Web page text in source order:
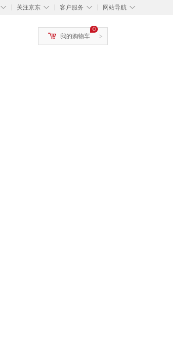
◇ ◇
关注京东 ◇
客户服务 ◇
网站导航
>
0
我的购物车